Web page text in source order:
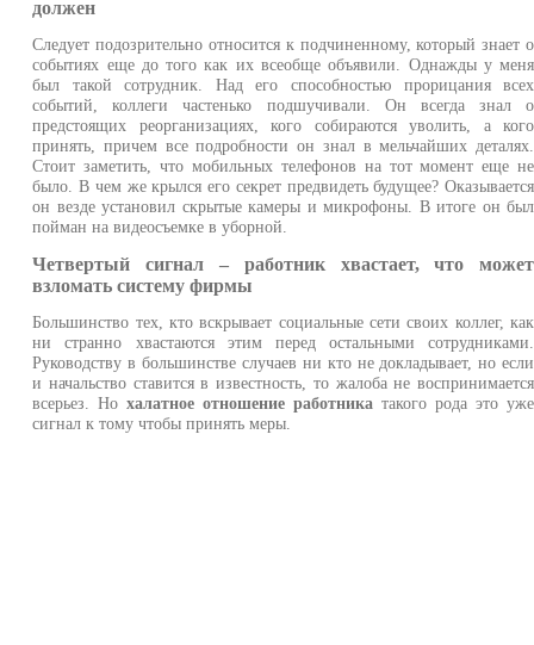
должен
Следует подозрительно относится к подчиненному, который знает о
событиях еще до того как их всеобще объявили. Однажды у меня
был такой сотрудник. Над его способностью прорицания всех
событий, коллеги частенько подшучивали. Он всегда знал о
предстоящих реорганизациях, кого собираются уволить, а кого
принять, причем все подробности он знал в мельчайших деталях.
Стоит заметить, что мобильных телефонов на тот момент еще не
было. В чем же крылся его секрет предвидеть будущее? Оказывается
он везде установил скрытые камеры и микрофоны. В итоге он был
пойман на видеосъемке в уборной.
Четвертый сигнал – работник хвастает, что может
взломать систему фирмы
Большинство тех, кто вскрывает социальные сети своих коллег, как
ни странно хвастаются этим перед остальными сотрудниками.
Руководству в большинстве случаев ни кто не докладывает, но если
и начальство ставится в известность, то жалоба не воспринимается
всерьез. Нохалатное отношение работника такого рода это уже
сигнал к тому чтобы принять меры.